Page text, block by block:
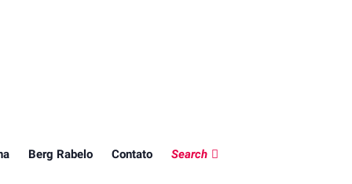
Berg Rabelo Contato Search